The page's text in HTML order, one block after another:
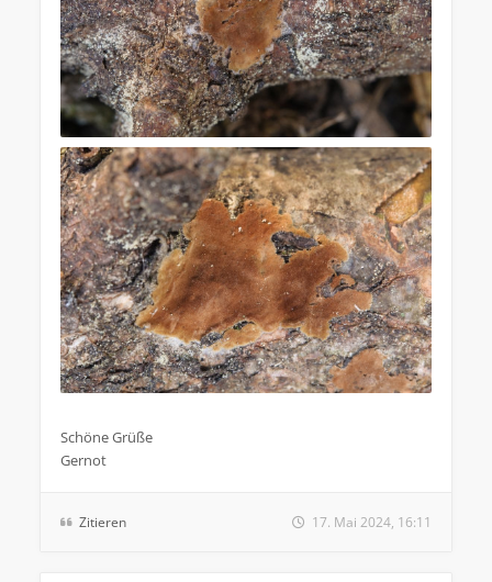
Schöne Grüße
Gernot
Zitieren 17. Mai 2024, 16:11